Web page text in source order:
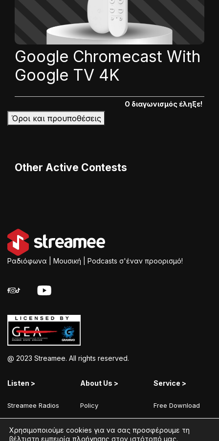
Google Chromecast With
Google TV 4K
Ο διαγωνισμός έληξε!
Όροι και προυποθέσεις
Other Active Contests
Ραδιόφωνα | Μουσική | Podcasts σ'έναν προορισμό!
@ 2023 Streamee. All rights reserved.
Listen >
Streamee Radios
Moods
Radios
About Us >
Policy
Terms of Use
Coins Explained
Service >
Free Download
Add Your Station
Contact
Χρησιμοποιούμε cookies για να σας προσφέρουμε τη
βέλτιστη εμπειρία πλοήγησης στον ιστότοπό μας.